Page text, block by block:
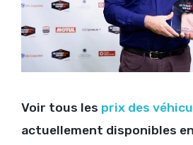
Voir tous les prix des
actuellement disponibles